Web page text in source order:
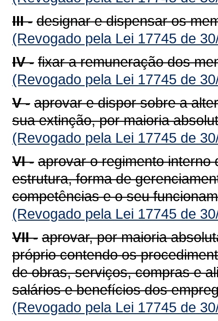
III - designar e dispensar os
(Revogado pela Lei 17745 de
IV - fixar a remuneração dos
(Revogado pela Lei 17745 de
V - aprovar e dispor sobre a
sua extinção, por maioria
(Revogado pela Lei 17745 de
VI - aprovar o regimento interno
estrutura, forma de
competências e o seu
(Revogado pela Lei 17745 de
VII - aprovar, por maioria
próprio contendo os
de obras, serviços, compras e
salários e benefícios dos
(Revogado pela Lei 17745 de